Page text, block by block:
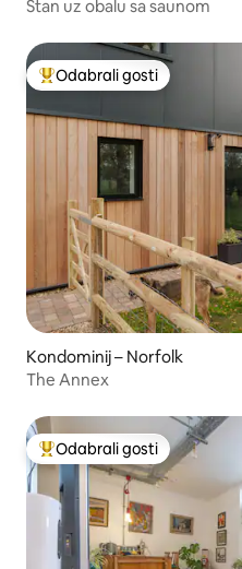
Stan uz obalu sa saunom
Među najviše rangiranima s
Odabrali gosti
Kondominij – Norfolk
The Annex
Među najviše rangiranima s
Odabrali gosti